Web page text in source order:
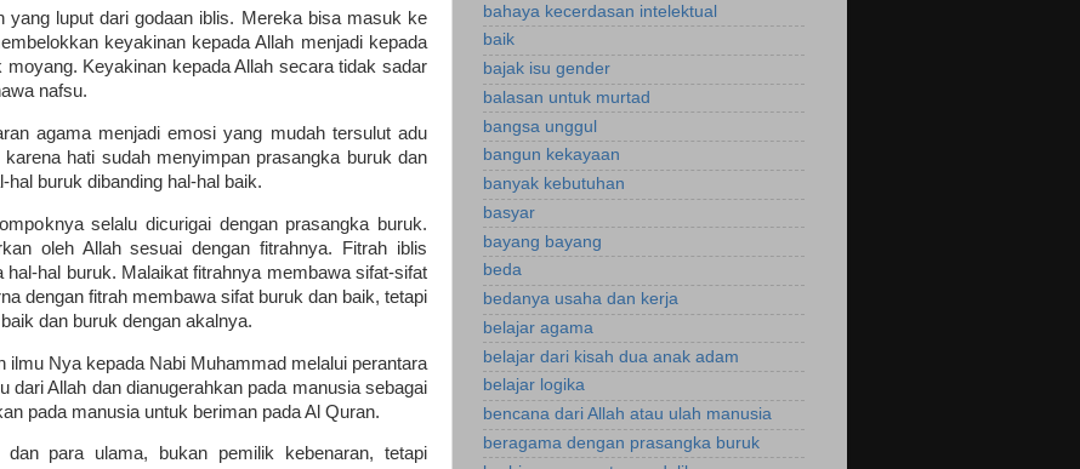
yang luput dari godaan iblis. Mereka bisa masuk ke
keyakinan kepada Allah menjadi kepada
Keyakinan kepada Allah secara tidak sadar
nafsu.
agama menjadi emosi yang mudah tersulut adu
hati sudah menyimpan prasangka buruk dan
buruk dibanding hal-hal baik.
selalu dicurigai dengan prasangka buruk.
oleh Allah sesuai dengan fitrahnya. Fitrah iblis
hal buruk. Malaikat fitrahnya membawa sifat-sifat
dengan fitrah membawa sifat buruk dan baik, tetapi
dan buruk dengan akalnya.
ilmu Nya kepada Nabi Muhammad melalui perantara
dari Allah dan dianugerahkan pada manusia sebagai
pada manusia untuk beriman pada Al Quran.
para ulama, bukan pemilik kebenaran, tetapi
bahaya kecerdasan intelektual
baik
bajak isu gender
balasan untuk murtad
bangsa unggul
bangun kekayaan
banyak kebutuhan
basyar
bayang bayang
beda
bedanya usaha dan kerja
belajar agama
belajar dari kisah dua anak adam
belajar logika
bencana dari Allah atau ulah manusia
beragama dengan prasangka buruk